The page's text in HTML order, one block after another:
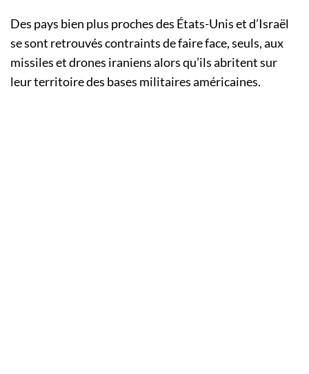
Des pays bien plus proches des États-Unis et d’Israël
se sont retrouvés contraints de faire face, seuls, aux
missiles et drones iraniens alors qu’ils abritent sur
leur territoire des bases militaires américaines.